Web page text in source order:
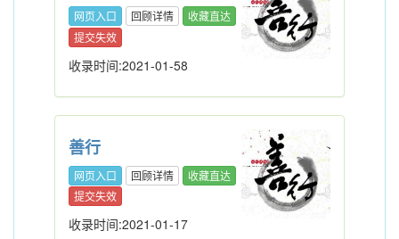
网页入口 回顾详情
收藏直达
提交失效
收录时间:2021-01-58
善行
网页入口 回顾详情
收藏直达
提交失效
收录时间:2021-01-17